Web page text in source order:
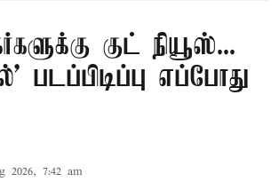
குட் நியூஸ்...
படப்பிடிப்பு எப்போது
2026, 7:42 am